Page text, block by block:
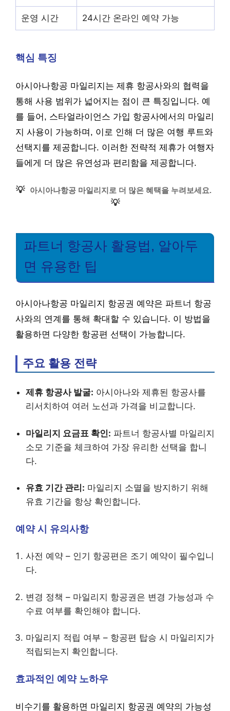
운영 시간 24시간 온라인 예약 가능
핵심 특징
아시아나항공 마일리지는 제휴 항공사와의 협력을
통해 사용 범위가 넓어지는 점이 큰 특징입니다. 예
를 들어, 스타얼라이언스 가입 항공사에서의 마일리
지 사용이 가능하며, 이로 인해 더 많은 여행 루트와
선택지를 제공합니다. 이러한 전략적 제휴가 여행자
들에게 더 많은 유연성과 편리함을 제공합니다.
💡 아시아나항공 마일리지로 더 많은 혜택을 누려보세요.
💡
파트너 항공사 활용법, 알아두
면 유용한 팁
아시아나항공 마일리지 항공권 예약은 파트너 항공
사와의 연계를 통해 확대할 수 있습니다. 이 방법을
활용하면 다양한 항공편 선택이 가능합니다.
주요 활용 전략
제휴 항공사 발굴: 아시아나와 제휴된 항공사를
리서치하여 여러 노선과 가격을 비교합니다.
마일리지 요금표 확인: 파트너 항공사별 마일리지
소모 기준을 체크하여 가장 유리한 선택을 합니
다.
유효 기간 관리: 마일리지 소멸을 방지하기 위해
유효 기간을 항상 확인합니다.
예약 시 유의사항
사전 예약 – 인기 항공편은 조기 예약이 필수입니
다.
변경 정책 – 마일리지 항공권은 변경 가능성과 수
수료 여부를 확인해야 합니다.
마일리지 적립 여부 – 항공편 탑승 시 마일리지가
적립되는지 확인합니다.
효과적인 예약 노하우
비수기를 활용하면 마일리지 항공권 예약의 가능성